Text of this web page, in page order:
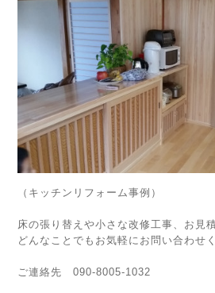
（キッチンリフォーム事例）
床の張り替えや小さな改修工事、お見
どんなことでもお気軽にお問い合わせ
ご連絡先 090-8005-1032